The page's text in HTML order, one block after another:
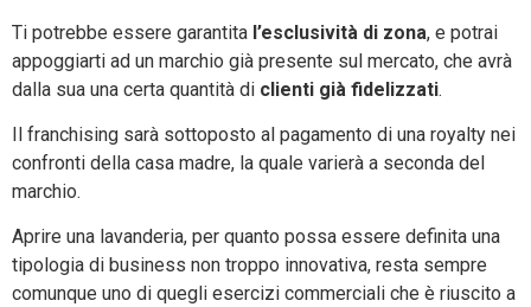
Ti potrebbe essere garantita l’esclusività di zona, e potrai
appoggiarti ad un marchio già presente sul mercato, che avrà
dalla sua una certa quantità di clienti già fidelizzati.
Il franchising sarà sottoposto al pagamento di una royalty nei
confronti della casa madre, la quale varierà a seconda del
marchio.
Aprire una lavanderia, per quanto possa essere definita una
tipologia di business non troppo innovativa, resta sempre
comunque uno di quegli esercizi commerciali che è riuscito a